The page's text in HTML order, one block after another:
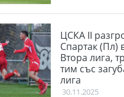
ЦСКА II
Спартак (Пл)
Втора лига,
тим със
лига
30.11.2025